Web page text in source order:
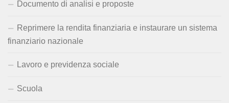
Documento di analisi e proposte
Reprimere la rendita finanziaria e instaurare un sistema
finanziario nazionale
Lavoro e previdenza sociale
Scuola